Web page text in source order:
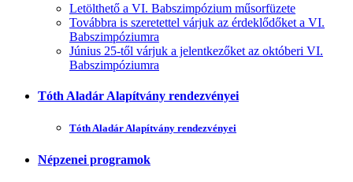
Letölthető a VI. Babszimpózium műsorfüzete
Továbbra is szeretettel várjuk az érdeklődőket a VI.
Babszimpóziumra
Június 25-től várjuk a jelentkezőket az októberi VI.
Babszimpóziumra
Tóth Aladár Alapítvány rendezvényei
Tóth Aladár Alapítvány rendezvényei
Népzenei programok